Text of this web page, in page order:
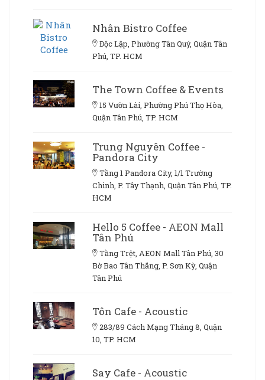
Nhân Bistro Coffee
Độc Lập, Phường Tân Quý, Quận Tân
Phú, TP. HCM
The Town Coffee & Events
15 Vườn Lài, Phường Phú Thọ Hòa,
Quận Tân Phú, TP. HCM
Trung Nguyên Coffee -
Pandora City
Tầng 1 Pandora City, 1/1 Trường
Chinh, P. Tây Thạnh, Quận Tân Phú, TP.
HCM
Hello 5 Coffee - AEON Mall
Tân Phú
Tầng Trệt, AEON Mall Tân Phú, 30
Bờ Bao Tân Thắng, P. Sơn Kỳ, Quận
Tân Phú
Tôn Cafe - Acoustic
283/89 Cách Mạng Tháng 8, Quận
10, TP. HCM
Say Cafe - Acoustic